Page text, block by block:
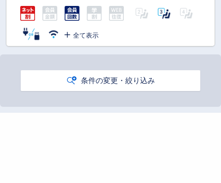
全て表示
条件の変更・絞り込み